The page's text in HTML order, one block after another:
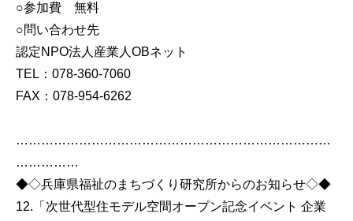
○参加費 無料
○問い合わせ先
認定NPO法人産業人OBネット
TEL：078-360-7060
FAX：078-954-6262
…………………………………………………………………
……………
◆◇兵庫県福祉のまちづくり研究所からのお知らせ◇◆
12.「次世代型住モデル空間オープン記念イベント 企業